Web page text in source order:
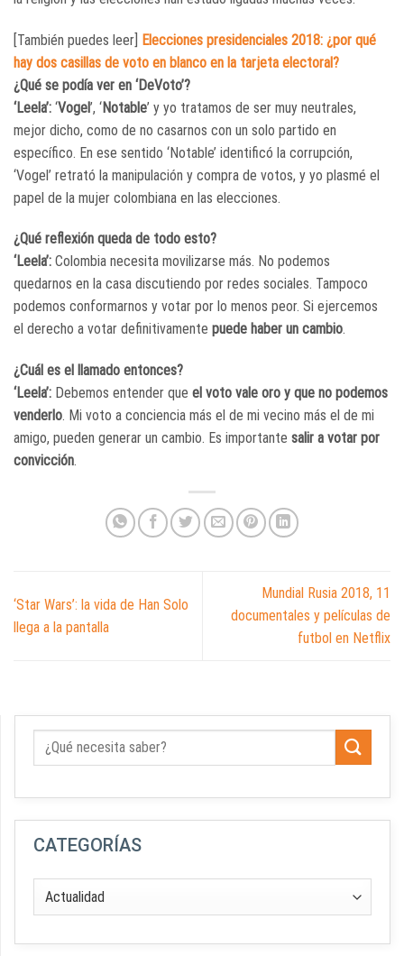
[También puedes leer] Elecciones presidenciales 2018: ¿por qué
hay dos casillas de voto en blanco en la tarjeta electoral?
¿Qué se podía ver en ‘DeVoto’?
‘Leela’: ‘Vogel’, ‘Notable’ y yo tratamos de ser muy neutrales,
mejor dicho, como de no casarnos con un solo partido en
específico. En ese sentido ‘Notable’ identificó la corrupción,
‘Vogel’ retrató la manipulación y compra de votos, y yo plasmé el
papel de la mujer colombiana en las elecciones.
¿Qué reflexión queda de todo esto?
‘Leela’: Colombia necesita movilizarse más. No podemos
quedarnos en la casa discutiendo por redes sociales. Tampoco
podemos conformarnos y votar por lo menos peor. Si ejercemos
el derecho a votar definitivamente puede haber un cambio.
¿Cuál es el llamado entonces?
‘Leela’: Debemos entender que el voto vale oro y que no podemos
venderlo. Mi voto a conciencia más el de mi vecino más el de mi
amigo, pueden generar un cambio. Es importante salir a votar por
convicción.
‘Star Wars’: la vida de Han Solo
llega a la pantalla
Mundial Rusia 2018, 11
documentales y películas de
futbol en Netflix
CATEGORÍAS